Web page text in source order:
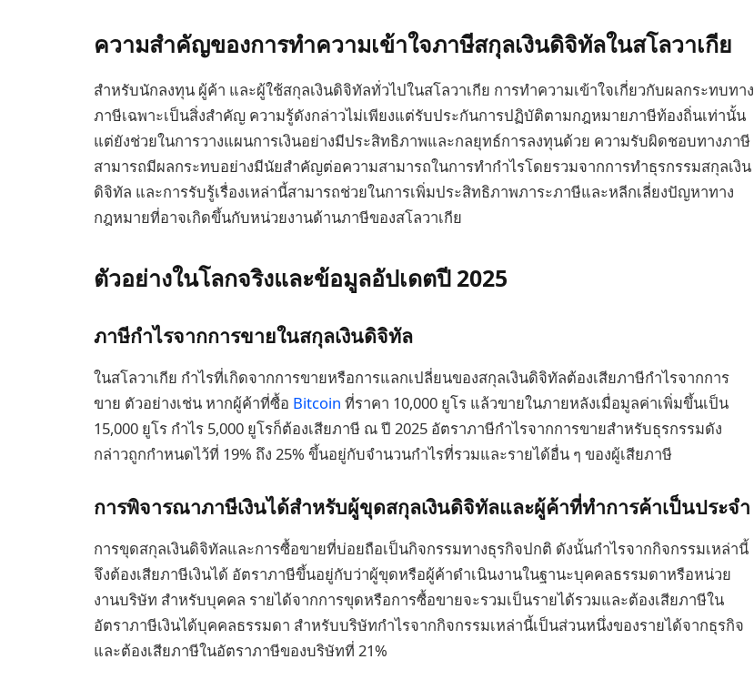
ความสำคัญของการทำความเข้าใจภาษีสกุลเงินดิจิทัลในสโลวาเกีย
สำหรับนักลงทุน ผู้ค้า และผู้ใช้สกุลเงินดิจิทัลทั่วไปในสโลวาเกีย การทำความเข้าใจเกี่ยวกับผลกระทบทาง
ภาษีเฉพาะเป็นสิ่งสำคัญ ความรู้ดังกล่าวไม่เพียงแต่รับประกันการปฏิบัติตามกฎหมายภาษีท้องถิ่นเท่านั้น
แต่ยังช่วยในการวางแผนการเงินอย่างมีประสิทธิภาพและกลยุทธ์การลงทุนด้วย ความรับผิดชอบทางภาษี
สามารถมีผลกระทบอย่างมีนัยสำคัญต่อความสามารถในการทำกำไรโดยรวมจากการทำธุรกรรมสกุลเงิน
ดิจิทัล และการรับรู้เรื่องเหล่านี้สามารถช่วยในการเพิ่มประสิทธิภาพภาระภาษีและหลีกเลี่ยงปัญหาทาง
กฎหมายที่อาจเกิดขึ้นกับหน่วยงานด้านภาษีของสโลวาเกีย
ตัวอย่างในโลกจริงและข้อมูลอัปเดตปี 2025
ภาษีกำไรจากการขายในสกุลเงินดิจิทัล
ในสโลวาเกีย กำไรที่เกิดจากการขายหรือการแลกเปลี่ยนของสกุลเงินดิจิทัลต้องเสียภาษีกำไรจากการ
ขาย ตัวอย่างเช่น หากผู้ค้าที่ซื้อ Bitcoin ที่ราคา 10,000 ยูโร แล้วขายในภายหลังเมื่อมูลค่าเพิ่มขึ้นเป็น
15,000 ยูโร กำไร 5,000 ยูโรก็ต้องเสียภาษี ณ ปี 2025 อัตราภาษีกำไรจากการขายสำหรับธุรกรรมดัง
กล่าวถูกกำหนดไว้ที่ 19% ถึง 25% ขึ้นอยู่กับจำนวนกำไรที่รวมและรายได้อื่น ๆ ของผู้เสียภาษี
การพิจารณาภาษีเงินได้สำหรับผู้ขุดสกุลเงินดิจิทัลและผู้ค้าที่ทำการค้าเป็นประจำ
การขุดสกุลเงินดิจิทัลและการซื้อขายที่บ่อยถือเป็นกิจกรรมทางธุรกิจปกติ ดังนั้นกำไรจากกิจกรรมเหล่านี้
จึงต้องเสียภาษีเงินได้ อัตราภาษีขึ้นอยู่กับว่าผู้ขุดหรือผู้ค้าดำเนินงานในฐานะบุคคลธรรมดาหรือหน่วย
งานบริษัท สำหรับบุคคล รายได้จากการขุดหรือการซื้อขายจะรวมเป็นรายได้รวมและต้องเสียภาษีใน
อัตราภาษีเงินได้บุคคลธรรมดา สำหรับบริษัทกำไรจากกิจกรรมเหล่านี้เป็นส่วนหนึ่งของรายได้จากธุรกิจ
และต้องเสียภาษีในอัตราภาษีของบริษัทที่ 21%